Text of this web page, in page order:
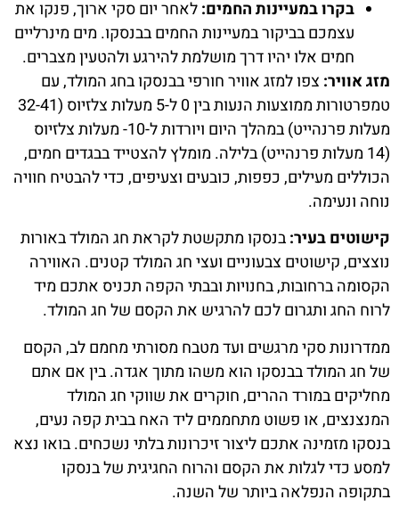
בקרו במעיינות החמים:לאחר יום סקי ארוך, פנקו את
עצמכם בביקור במעיינות החמים בבנסקו. מים מינרליים
חמים אלו יהיו דרך מושלמת להירגע ולהטעין מצברים.
מזג אוויר: צפו למזג אוויר חורפי בבנסקו בחג המולד, עם
טמפרטורות ממוצעות הנעות בין 0 ל-5 מעלות צלזיוס (32-41
מעלות פרנהייט) במהלך היום ויורדות ל-10- מעלות צלזיוס
(14 מעלות פרנהייט) בלילה. מומלץ להצטייד בבגדים חמים,
הכוללים מעילים, כפפות, כובעים וצעיפים, כדי להבטיח חוויה
נוחה ונעימה.
קישוטים בעיר:בנסקו מתקשטת לקראת חג המולד באורות
נוצצים, קישוטים צבעוניים ועצי חג המולד קטנים. האווירה
הקסומה ברחובות, בחנויות ובבתי הקפה תכניס אתכם מיד
לרוח החג ותגרום לכם להרגיש את הקסם של חג המולד.
ממדרונות סקי מרגשים ועד מטבח מסורתי מחמם לב, הקסם
של חג המולד בבנסקו הוא משהו מתוך אגדה. בין אם אתם
מחליקים במורד ההרים, חוקרים את שווקי חג המולד
המנצנצים, או פשוט מתחממים ליד האח בבית קפה נעים,
בנסקו מזמינה אתכם ליצור זיכרונות בלתי נשכחים. בואו נצא
למסע כדי לגלות את הקסם והרוח החגיגית של בנסקו
בתקופה הנפלאה ביותר של השנה.